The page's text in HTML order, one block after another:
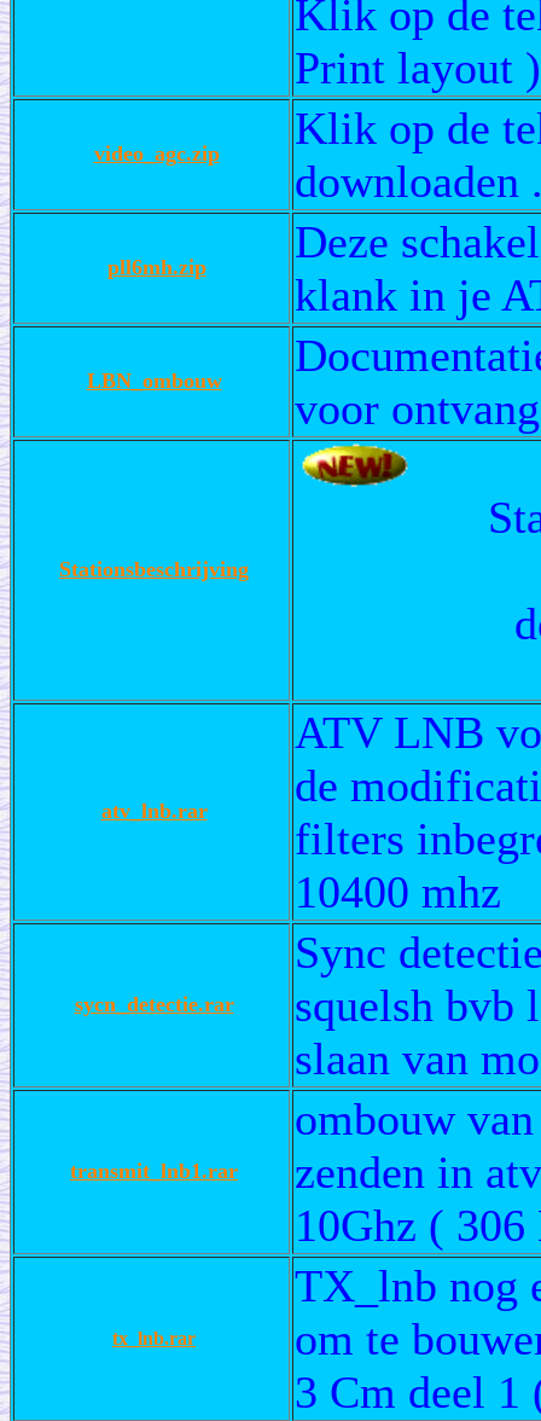
Klik op de
Print layout
video_agc.zip
Klik op de
downloaden
pll6mh.zip
Deze
klank in je
LBN_ombouw
voor
Stationsbeschrijving
atv_lnb.rar
ATV LNB
de
filters
10400 mhz
sycn_detectie.rar
Sync
squelsh bvb
slaan van
transmit_lnb1.rar
ombouw
zenden in
10Ghz (
tx_lnb.rar
TX_lnb nog
om te
3 Cm deel